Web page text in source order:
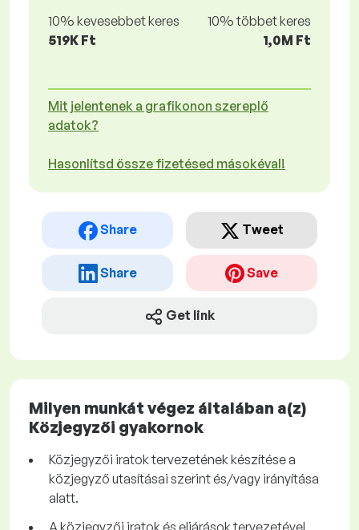
10% kevesebbet keres
519K Ft
10% többet keres
1,0M Ft
Mit jelentenek a grafikonon szereplő
adatok?
Hasonlítsd össze fizetésed másokéval!
Share Tweet
Share Save
Get link
Milyen munkát végez általában a(z)
Közjegyzői gyakornok
Közjegyzői iratok tervezetének készítése a
közjegyző utasításai szerint és/vagy irányítása
alatt.